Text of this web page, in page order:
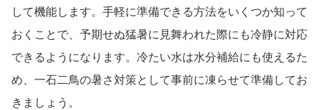
して機能します。手軽に準備できる方法をいくつか知って
おくことで、予期せぬ猛暑に見舞われた際にも冷静に対応
できるようになります。冷たい水は水分補給にも使えるた
め、一石二鳥の暑さ対策として事前に凍らせて準備してお
きましょう。